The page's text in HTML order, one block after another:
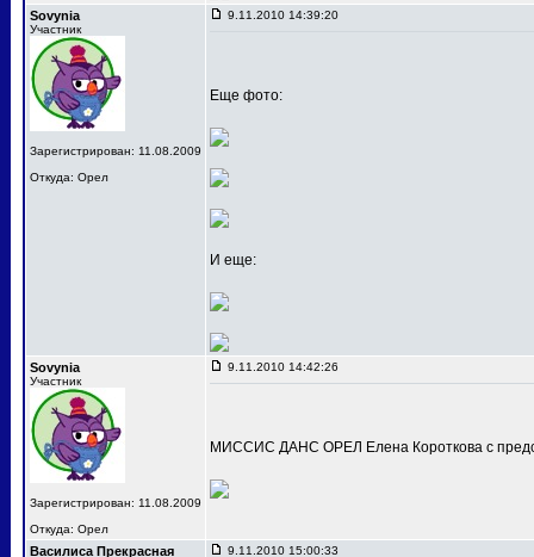
Sovynia
Участник
Зарегистрирован: 11.08.2009
Откуда: Орел
9.11.2010 14:39:20
Еще фото:
И еще:
Sovynia
Участник
Зарегистрирован: 11.08.2009
Откуда: Орел
9.11.2010 14:42:26
МИССИС ДАНС ОРЕЛ Елена Короткова с
Василиса Прекрасная 9.11.2010 15:00:33